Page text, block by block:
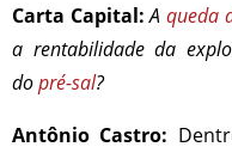
Carta Capital: A queda
a rentabilidade da
dopré-sal?
Antônio Castro: